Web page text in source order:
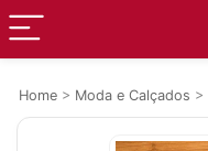
Home > Moda e Calçados >